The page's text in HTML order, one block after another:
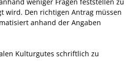
wird. Den richtigen Antrag müssen
anhand der Angaben
Kulturgutes schriftlich zu